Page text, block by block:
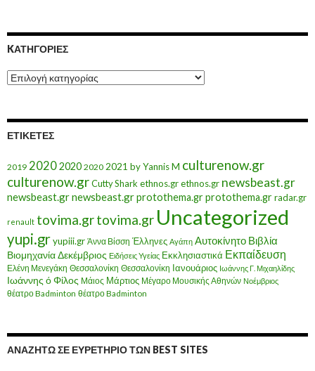
KΑΤΗΓΟΡΊΕΣ
Kατηγορίες
ΕΤΙΚΈΤΕΣ
2019 20202020 2020 2021 by Yannis M culturenow.gr
culturenow.grCutty Sharkethnos.grethnos.gr newsbeast.gr
newsbeast.grnewsbeast.grprotothema.grprotothema.grradar.gr
renault tovima.grtovima.gr Uncategorized
yupi.gryupiii.gr Άννα Βίσση Έλληνες Αγάπη Αυτοκίνητο Βιβλία
ΒιομηχανίαΔεκέμβριος Ειδήσεις Υγείας Εκκλησιαστικά Εκπαίδευση
Ελένη Μενεγάκη Θεσσαλονίκη Θεσσαλονίκη Ιανουάριος Ιωάννης Γ. Μιχαηλίδης
Ιωάννης ό Φίλος Μάιος Μάρτιος Μέγαρο Μουσικής Αθηνών Νοέμβριος
θέατρο Badminton θέατρο Badminton
ΑΝΑΖΗΤΏ ΣΕ ΕΥΡΕΤΉΡΙΟ ΤΩΝ BEST SITES